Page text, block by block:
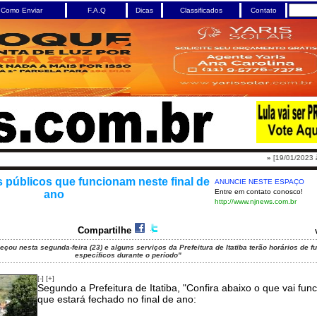
Como Enviar F.A.Q Dicas Classificados Contato
[19/01/2023 às
públicos que funcionam neste final de
ano
ANUNCIE NESTE ESPAÇO
Entre em contato conosco!
http://www.njnews.com.br
Compartilhe
nesta segunda-feira (23) e alguns serviços da Prefeitura de Itatiba terão horários de
específicos durante o período"
[-] [+]
Segundo a Prefeitura de Itatiba, "Confira abaixo o que vai
que estará fechado no final de ano: